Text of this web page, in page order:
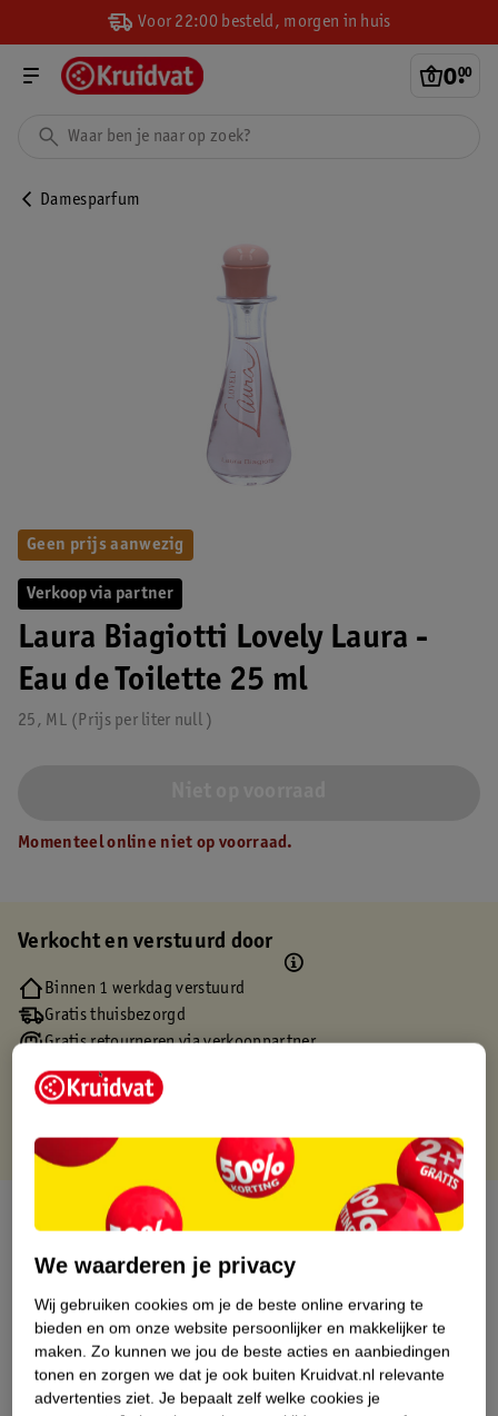
Voor 22:00 besteld, morgen in huis
0.
00
Damesparfum
Verkoop via partner
Laura Biagiotti Lovely Laura -
Eau de Toilette 25 ml
25, ML null
Prijs per liter
Geen prijs aanwezig
Momenteel online niet op voorraad.
Verkocht en verstuurd door
Binnen 1 werkdag verstuurd
Gratis thuisbezorgd
Gratis retourneren via verkooppartner.
Gratis punten met je Kruidvat kaart
Over dit product
Productinformatie
Nature Impact Score
Dit product heeft (nog) geen Nature
Impact Score.
We waarderen je privacy
Wij gebruiken cookies om je de beste online ervaring te
bieden en om onze website persoonlijker en makkelijker te
maken. Zo kunnen we jou de beste acties en aanbiedingen
tonen en zorgen we dat je ook buiten Kruidvat.nl relevante
advertenties ziet. Je bepaalt zelf welke cookies je